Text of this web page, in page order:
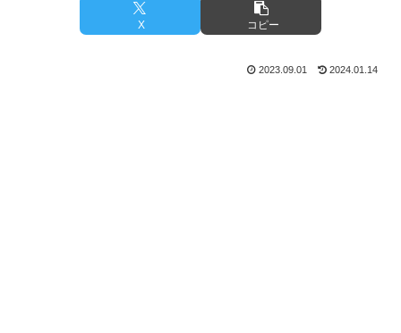
X コピー
2023.09.01 2024.01.14